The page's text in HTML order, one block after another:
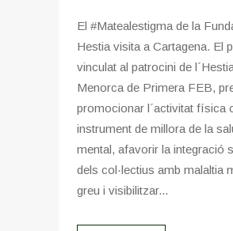
El #Matealestigma de la
Hestia visita a Cartagena. El
vinculat al patrocini de
Menorca de Primera FEB,
promocionar l´activitat física
instrument de millora de la
mental, afavorir la integració
dels col·lectius amb malaltia
greu i visibilitzar...